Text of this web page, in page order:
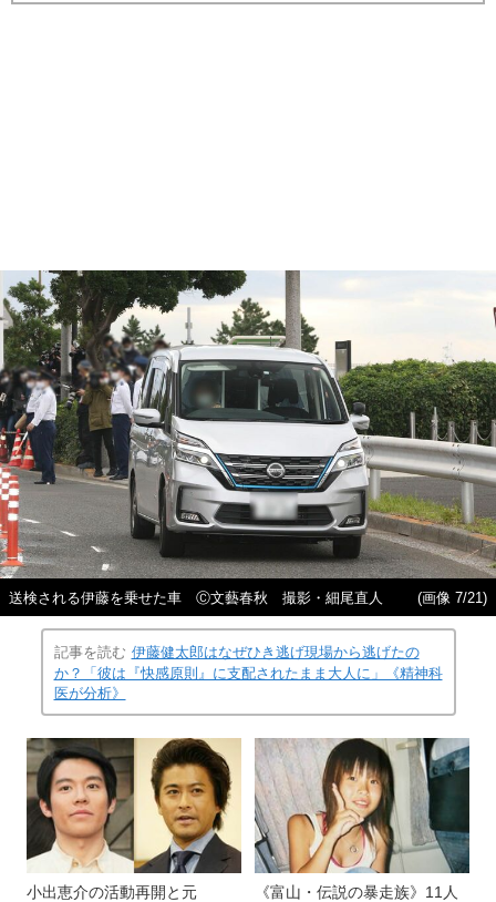
送検される伊藤を乗せた車 Ⓒ文藝春秋 撮影・細尾直人 (画像 7/21)
記事を読む 伊藤健太郎はなぜひき逃げ現場から逃げたの
か？「彼は『快感原則』に支配されたまま大人に」《精神科
医が分析》
小出恵介の活動再開と元
《富山・伝説の暴走族》11人